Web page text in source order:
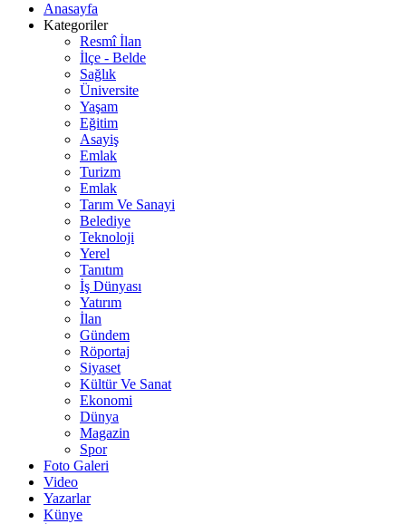
Anasayfa
Kategoriler
Resmî İlan
İlçe - Belde
Sağlık
Üniversite
Yaşam
Eğitim
Asayiş
Emlak
Turizm
Emlak
Tarım Ve Sanayi
Belediye
Teknoloji
Yerel
Tanıtım
İş Dünyası
Yatırım
İlan
Gündem
Röportaj
Siyaset
Kültür Ve Sanat
Ekonomi
Dünya
Magazin
Spor
Foto Galeri
Video
Yazarlar
Künye